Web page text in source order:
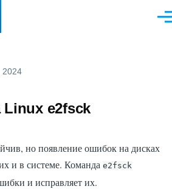
2024
e2fsck
но появление ошибок на дисках
и в системе. Команда e2fsck
и исправляет их.